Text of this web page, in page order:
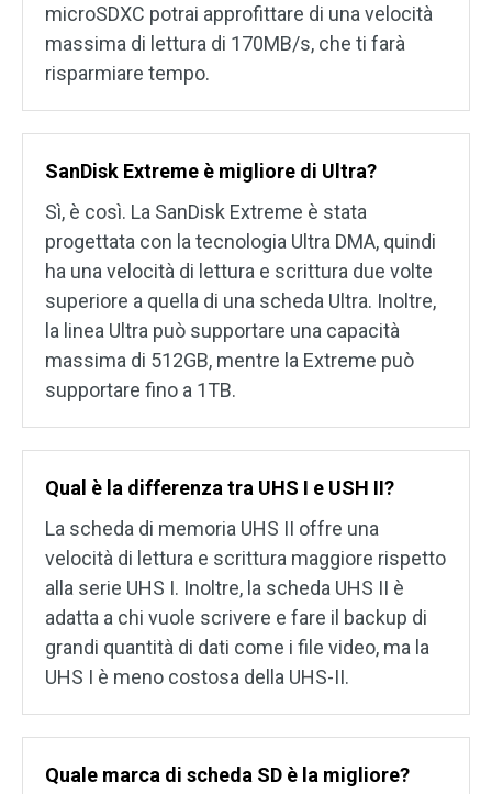
microSDXC potrai approfittare di una velocità
massima di lettura di 170MB/s, che ti farà
risparmiare tempo.
SanDisk Extreme è migliore di Ultra?
Sì, è così. La SanDisk Extreme è stata
progettata con la tecnologia Ultra DMA, quindi
ha una velocità di lettura e scrittura due volte
superiore a quella di una scheda Ultra. Inoltre,
la linea Ultra può supportare una capacità
massima di 512GB, mentre la Extreme può
supportare fino a 1TB.
Qual è la differenza tra UHS I e USH II?
La scheda di memoria UHS II offre una
velocità di lettura e scrittura maggiore rispetto
alla serie UHS I. Inoltre, la scheda UHS II è
adatta a chi vuole scrivere e fare il backup di
grandi quantità di dati come i file video, ma la
UHS I è meno costosa della UHS-II.
Quale marca di scheda SD è la migliore?